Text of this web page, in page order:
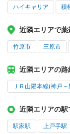
ハイキャリア 積
近隣エリアで
竹原市 三原市
近隣エリアの
ＪＲ山陽本線(神戸
近隣エリアの
駅家駅 上戸手駅